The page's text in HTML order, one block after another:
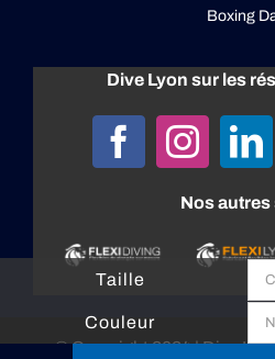
Taille
Couleur
Boxing
Dive Lyon sur les
Nos autres
© Copyright 2024 |Dive